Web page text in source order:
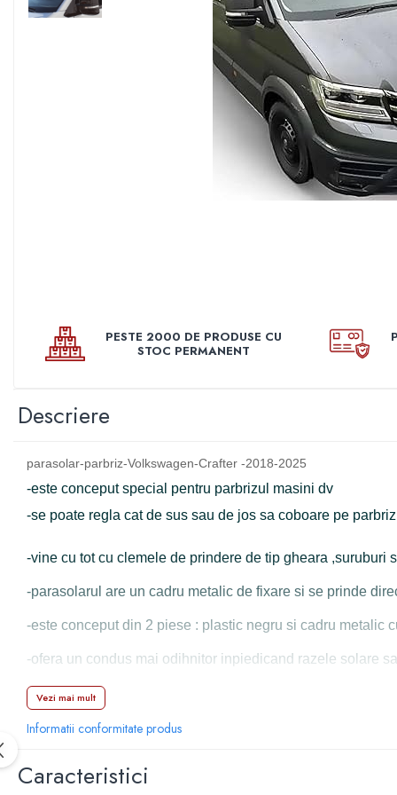
Diverse accesorii interior
Manson schimbator
Schimbatoare
Scrumiera
Ventilator
Adaptator remorca
Cupla remorca
Stop remorca bec
Aeroterma auto
Bare transversale
Capace janta aliaj
PESTE 2000 DE PRODUSE CU
STOC PERMANENT
Descriere
parasolar-parbriz-Volkswagen-Crafter -2018-2025
-este conceput special pentru parbrizul masini dv
-se poate regla cat de sus sau de jos sa coboare pe parbriz
-vine cu tot cu clemele de prindere de tip gheara ,suruburi
-parasolarul are un cadru metalic de fixare si se prinde
-este conceput din 2 piese : plastic negru si cadru metalic
-ofera un condus mai odihnitor inpiedicand razele solare
-Parasolaru parbriz Volkswagen Crafter
Vezi mai mult
Informatii conformitate produs
Caracteristici